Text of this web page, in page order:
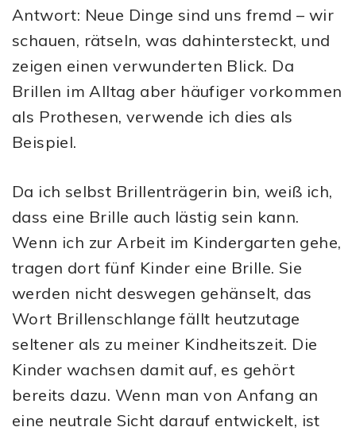
Antwort: Neue Dinge sind uns fremd – wir
schauen, rätseln, was dahintersteckt, und
zeigen einen verwunderten Blick. Da
Brillen im Alltag aber häufiger vorkommen
als Prothesen, verwende ich dies als
Beispiel.
Da ich selbst Brillenträgerin bin, weiß ich,
dass eine Brille auch lästig sein kann.
Wenn ich zur Arbeit im Kindergarten gehe,
tragen dort fünf Kinder eine Brille. Sie
werden nicht deswegen gehänselt, das
Wort Brillenschlange fällt heutzutage
seltener als zu meiner Kindheitszeit. Die
Kinder wachsen damit auf, es gehört
bereits dazu. Wenn man von Anfang an
eine neutrale Sicht darauf entwickelt, ist